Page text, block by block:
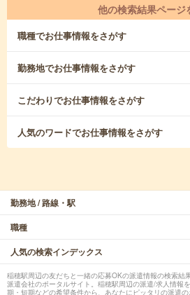
他の検索結果ページ
職種でお仕事情報をさがす
勤務地でお仕事情報をさがす
こだわりでお仕事情報をさがす
人気のワードでお仕事情報をさがす
勤務地 / 路線・駅
職種
人気の検索インデックス
稲穂駅周辺の友だちと一緒の応募OKの派遣情報の検索結
派遣会社のポータルサイト。稲穂駅周辺の派遣/求人情報
期・短期などの希望条件から、あなたにピッタリの派遣の